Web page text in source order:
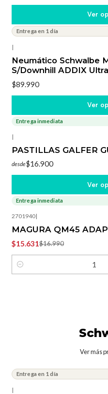
Ver
Entrega en 1 día
|
Neumático Schwalbe
S/Downhill ADDIX
$89.990
Ver
Entrega inmediata
|
PASTILLAS GALFER
desde$16.900
Ver
Entrega inmediata
2701940|
MAGURA QM45
$15.631$16.990
Cantidad
Ver más
Entrega en 1 día
|